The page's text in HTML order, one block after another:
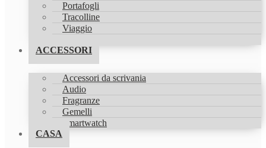
Portafogli
Tracolline
Viaggio
ACCESSORI
Accessori da scrivania
Audio
Fragranze
Gemelli
Smartwatch
CASA